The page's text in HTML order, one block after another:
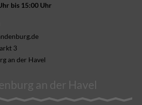
bis 15:00 Uhr
3
an der Havel
an der Havel